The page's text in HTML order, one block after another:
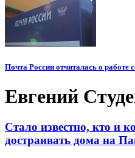
Почта России отчиталась о работе
Евгений
Стало известно, кто и
достраивать дома на